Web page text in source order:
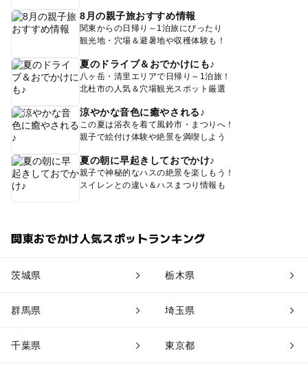
8月の親子旅おすすめ情報
関東からの日帰り～1泊旅にぴったり
観光地・穴場＆避暑地や収穫体験も！
夏のドライブ＆おでかけにも♪
八ヶ岳・清里エリアで日帰り～1泊旅！
北杜市の人気＆穴場観光スポット厳選
涼やかな音色に癒やされる♪
この夏は浴衣を着て風鈴市・まつりへ！
親子で絵付け体験や絶景を満喫しよう
夏の朝に早起きしておでかけ♪
親子で神秘的なハスの絶景を楽しもう！
スイレンとの違い＆ハスまつり情報も
関東おでかけ人気スポットランキング
茨城県 栃木県
群馬県 埼玉県
千葉県 東京都